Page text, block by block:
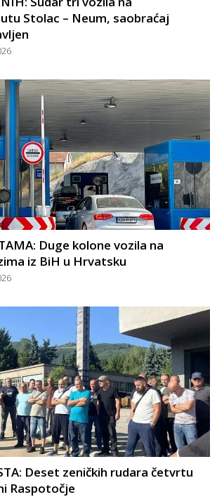
Stolac – Neum, saobraćaj
Duge kolone vozila na
iz BiH u Hrvatsku
Deset zeničkih rudara četvrtu
Raspotočje